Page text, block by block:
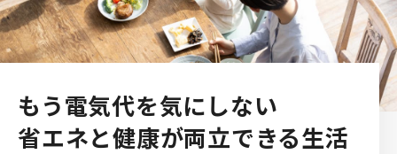
もう電気代を気にしない
省エネと健康が両立できる生活